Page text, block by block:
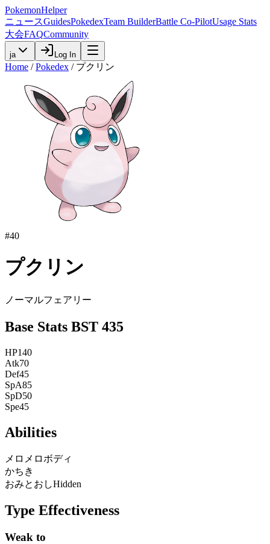
PokemonHelper
ニュースGuidesPokedexTeam BuilderBattle Co-PilotUsage Stats
大会FAQCommunity
ja Log In
Home / Pokedex / プクリン
#40
プクリン
ノーマルフェアリー
Base Stats BST 435
HP140
Atk70
Def45
SpA85
SpD50
Spe45
Abilities
メロメロボディ
かちき
おみとおしHidden
Type Effectiveness
Weak to